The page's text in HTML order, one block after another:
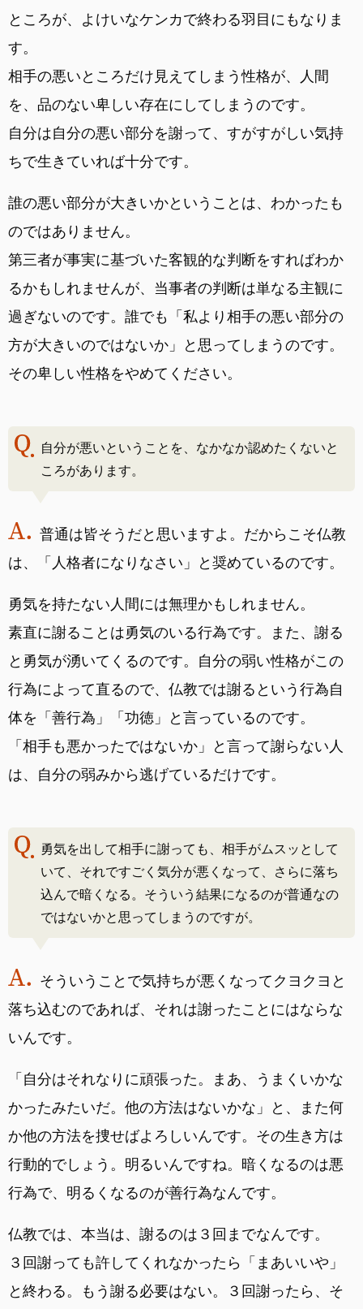
ところが、よけいなケンカで終わる羽目にもなりま
す。
相手の悪いところだけ見えてしまう性格が、人間
を、品のない卑しい存在にしてしまうのです。
自分は自分の悪い部分を謝って、すがすがしい気持
ちで生きていれば十分です。
誰の悪い部分が大きいかということは、わかったも
のではありません。
第三者が事実に基づいた客観的な判断をすればわか
るかもしれませんが、当事者の判断は単なる主観に
過ぎないのです。誰でも「私より相手の悪い部分の
方が大きいのではないか」と思ってしまうのです。
その卑しい性格をやめてください。
自分が悪いということを、なかなか認めたくないと
ころがあります。
普通は皆そうだと思いますよ。だからこそ仏教
は、「人格者になりなさい」と奨めているのです。
勇気を持たない人間には無理かもしれません。
素直に謝ることは勇気のいる行為です。また、謝る
と勇気が湧いてくるのです。自分の弱い性格がこの
行為によって直るので、仏教では謝るという行為自
体を「善行為」「功徳」と言っているのです。
「相手も悪かったではないか」と言って謝らない人
は、自分の弱みから逃げているだけです。
勇気を出して相手に謝っても、相手がムスッとして
いて、それですごく気分が悪くなって、さらに落ち
込んで暗くなる。そういう結果になるのが普通なの
ではないかと思ってしまうのですが。
そういうことで気持ちが悪くなってクヨクヨと
落ち込むのであれば、それは謝ったことにはならな
いんです。
「自分はそれなりに頑張った。まあ、うまくいかな
かったみたいだ。他の方法はないかな」と、また何
か他の方法を捜せばよろしいんです。その生き方は
行動的でしょう。明るいんですね。暗くなるのは悪
行為で、明るくなるのが善行為なんです。
仏教では、本当は、謝るのは３回までなんです。
３回謝っても許してくれなかったら「まあいいや」
と終わる。もう謝る必要はない。３回謝ったら、そ